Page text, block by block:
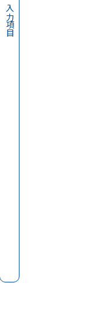
入力項目